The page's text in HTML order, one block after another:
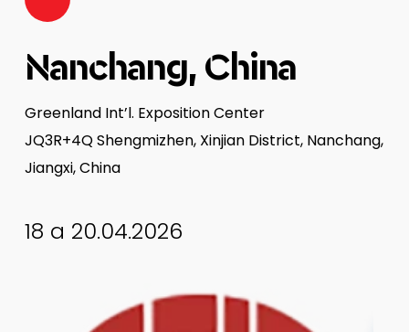
Nanchang, China
Greenland Int’l. Exposition Center
JQ3R+4Q Shengmizhen, Xinjian District, Nanchang,
Jiangxi, China
18 a 20.04.2026